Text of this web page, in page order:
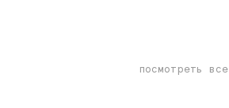
посмотреть все